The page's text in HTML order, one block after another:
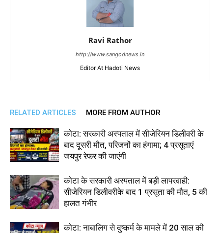
Ravi Rathor
http://www.sangodnews.in
Editor At Hadoti News
RELATED ARTICLES MORE FROM AUTHOR
कोटा: सरकारी अस्पताल में सीजेरियन डिलीवरी के
बाद दूसरी मौत, परिजनों का हंगामा; 4 प्रसूताएं
जयपुर रेफर की जाएंगी
कोटा के सरकारी अस्पताल में बड़ी लापरवाही:
सीजेरियन डिलीवरीके बाद 1 प्रसूता की मौत, 5 की
हालत गंभीर
कोटा: नाबालिग से दुष्कर्म के मामले में 20 साल की